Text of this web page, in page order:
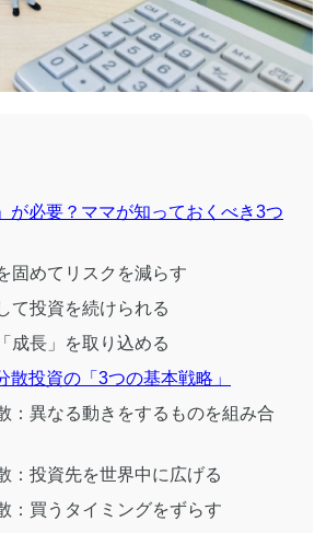
が必要？ママが知っておくべき3つ
固めてリスクを減らす
て投資を続けられる
成長」を取り込める
散投資の「3つの基本戦略」
：異なる動きをするものを組み合
：投資先を世界中に広げる
：買うタイミングをずらす